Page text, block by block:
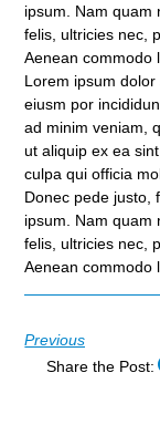
ipsum. Nam quam
felis, ultricies nec,
Aenean commodo
Lorem ipsum
eiusm por
ad minim veniam,
ut aliquip ex ea
culpa qui officia
Donec pede justo,
ipsum. Nam quam
felis, ultricies nec,
Aenean commodo
Previous
Share the Post: